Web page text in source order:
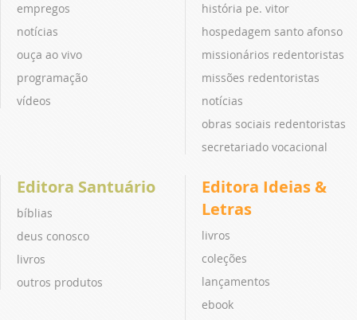
empregos
notícias
ouça ao vivo
programação
vídeos
história pe. vitor
hospedagem santo afonso
missionários redentoristas
missões redentoristas
notícias
obras sociais redentoristas
secretariado vocacional
Editora Santuário
bíblias
deus conosco
livros
outros produtos
Editora Ideias &
Letras
livros
coleções
lançamentos
ebook